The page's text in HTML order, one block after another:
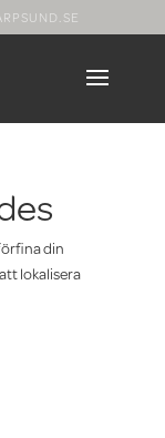
din
lokalisera